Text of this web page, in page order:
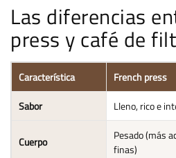
Las diferencias
press y café de
Característica French press
Sabor
Lleno, rico e
Cuerpo
Pesado (más
finas)